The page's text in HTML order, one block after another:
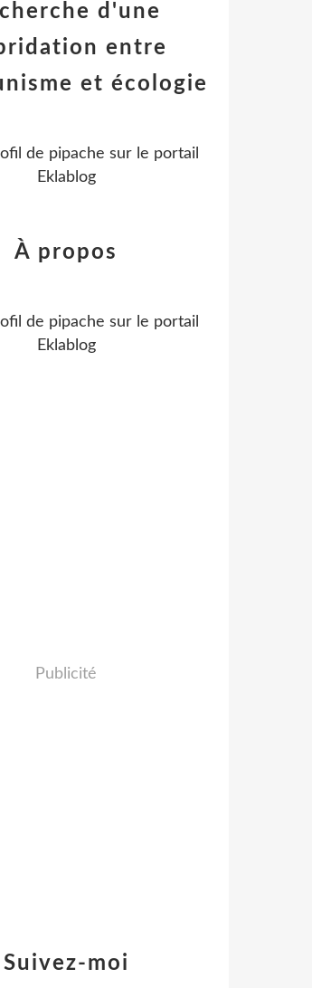
d'une
entre
et écologie
de pipache sur le portail
Eklablog
Suivez-moi
À propos
de pipache sur le portail
Eklablog
Publicité